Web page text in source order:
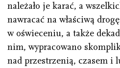
należało je karać, a
nawracać na właściwą
w oświeceniu, a także
nim, wypracowano
nad przestrzenią, czasem i